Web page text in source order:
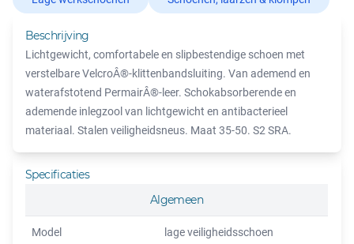
Beschrijving
Lichtgewicht, comfortabele en slipbestendige schoen met
verstelbare VelcroÂ®-klittenbandsluiting. Van ademend en
waterafstotend PermairÂ®-leer. Schokabsorberende en
ademende inlegzool van lichtgewicht en antibacterieel
materiaal. Stalen veiligheidsneus. Maat 35-50. S2 SRA.
Specificaties
Algemeen
Model lage veiligheidsschoen